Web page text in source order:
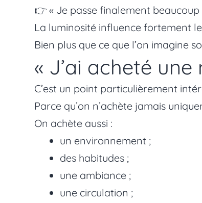
👉 « Je passe finalement
La luminosité influence fortement
Bien plus que ce que l’on imagine
« J’ai acheté
C’est un point particulièrement
Parce qu’on n’achète jamais
On achète aussi :
un environnement ;
des habitudes ;
une ambiance ;
une circulation ;